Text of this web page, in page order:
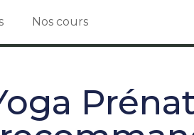
Nos cours